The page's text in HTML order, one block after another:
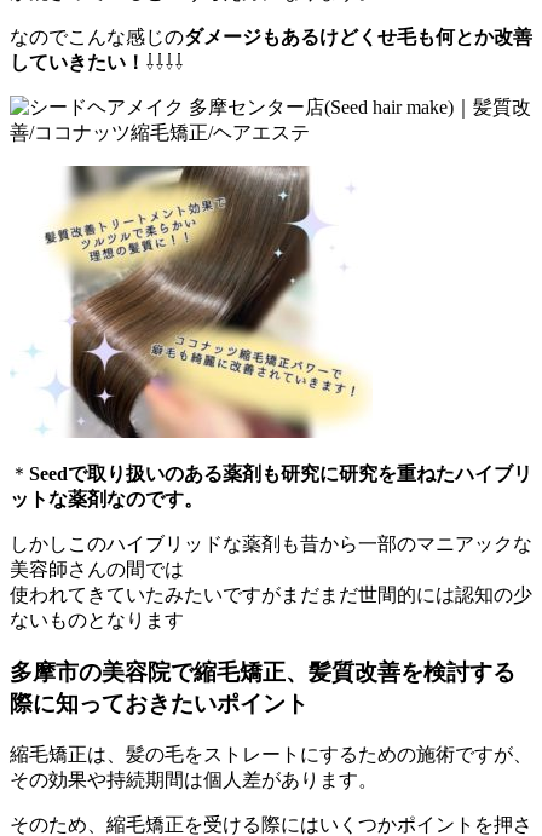
なのでこんな感じのダメージもあるけどくせ毛も何とか改善
していきたい！ ⇩⇩⇩⇩
＊ Seedで取り扱いのある薬剤も研究に研究を重ねたハイブリ
ットな薬剤なのです。
しかしこのハイブリッドな薬剤も昔から一部のマニアックな
美容師さんの間では
使われてきていたみたいですがまだまだ世間的には認知の少
ないものとなります
多摩市の美容院で縮毛矯正、 髪質改善を検討する
際に知っておきたいポイント
縮毛矯正は、髪の毛をストレートにするための施術ですが、
その効果や持続期間は個人差があります。
そのため、 縮毛矯正を受ける際にはいくつかポイントを押さ